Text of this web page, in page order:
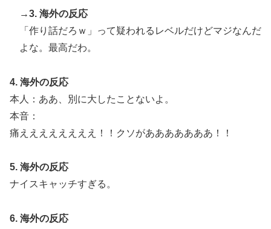
間！！
▶ 韓国人「韓国サッカー協会W杯予選で外国人審判に性接
待したことが発覚！」
→3. 海外の反応
「作り話だろｗ」って疑われるレベルだけどマジなんだ
よな。最高だわ。
4. 海外の反応
本人：ああ、別に大したことないよ。
本音：
痛ええええええええ！！クソがあああああああ！！
5. 海外の反応
ナイスキャッチすぎる。
6. 海外の反応